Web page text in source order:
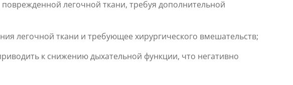
легочной ткани, требуя дополнительной
легочной ткани и требующее хирургического вмешательств;
к снижению дыхательной функции, что негативно